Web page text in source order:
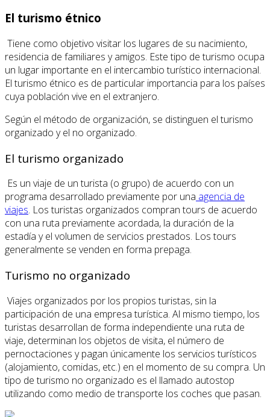
El turismo étnico
Tiene como objetivo visitar los lugares de su nacimiento,
residencia de familiares y amigos. Este tipo de turismo ocupa
un lugar importante en el intercambio turístico internacional.
El turismo étnico es de particular importancia para los países
cuya población vive en el extranjero.
Según el método de organización, se distinguen el turismo
organizado y el no organizado.
El turismo organizado
Es un viaje de un turista (o grupo) de acuerdo con un
programa desarrollado previamente por una agencia de
viajes. Los turistas organizados compran tours de acuerdo
con una ruta previamente acordada, la duración de la
estadía y el volumen de servicios prestados. Los tours
generalmente se venden en forma prepaga.
Turismo no organizado
Viajes organizados por los propios turistas, sin la
participación de una empresa turística. Al mismo tiempo, los
turistas desarrollan de forma independiente una ruta de
viaje, determinan los objetos de visita, el número de
pernoctaciones y pagan únicamente los servicios turísticos
(alojamiento, comidas, etc.) en el momento de su compra. Un
tipo de turismo no organizado es el llamado autostop
utilizando como medio de transporte los coches que pasan.